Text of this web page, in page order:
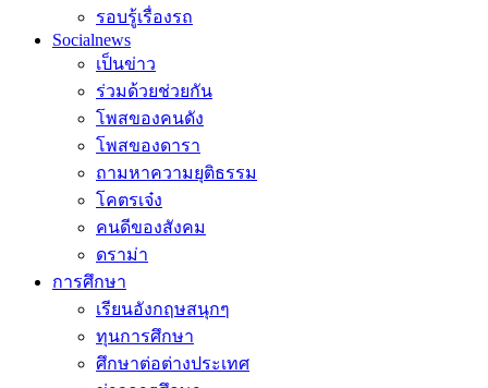
รอบรู้เรื่องรถ
Socialnews
เป็นข่าว
ร่วมด้วยช่วยกัน
โพสของคนดัง
โพสของดารา
ถามหาความยุติธรรม
โคตรเจ๋ง
คนดีของสังคม
ดราม่า
การศึกษา
เรียนอังกฤษสนุกๆ
ทุนการศึกษา
ศึกษาต่อต่างประเทศ